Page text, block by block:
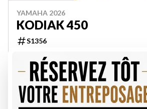
YAMAHA 2026
KODIAK 450
S1356
10 574 $
10 074 $
VOIR LES DÉTAILS